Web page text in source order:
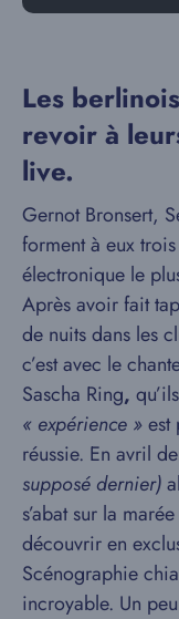
Les
revoir à
live.
Gernot Bronsert,
forment à eux
électronique le
Après avoir fait
de nuits dans les
c’est avec le
Sascha Ring,
« expérience »est
réussie. En avril
supposé dernier)
s’abat sur la
découvrir en
Scénographie
incroyable. Un